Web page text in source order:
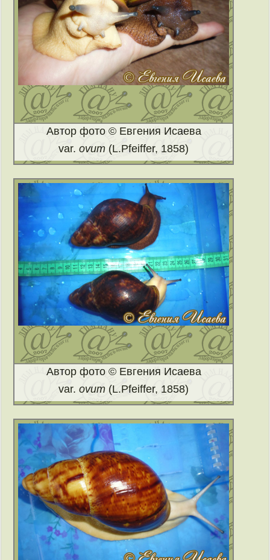
Автор фото © Евгения Исаева
var.ovum (L.Pfeiffer, 1858)
Автор фото © Евгения Исаева
var.ovum (L.Pfeiffer, 1858)